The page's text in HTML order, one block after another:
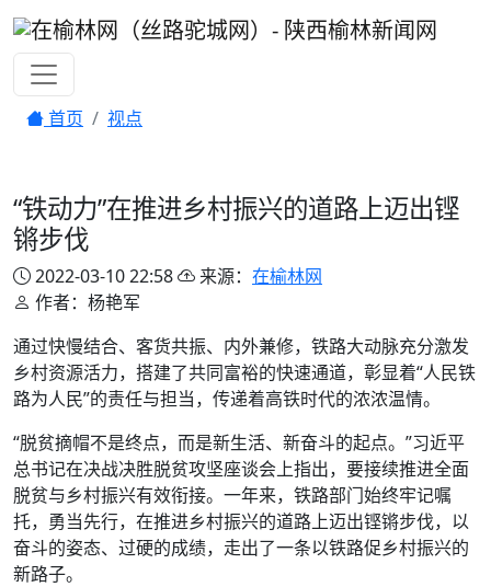
首页 视点
“铁动力”在推进乡村振兴的道路上迈出铿
锵步伐
2022-03-10 22:58 来源： 在榆林网
作者：杨艳军
通过快慢结合、客货共振、内外兼修，铁路大动脉充分激发
乡村资源活力，搭建了共同富裕的快速通道，彰显着“人民铁
路为人民”的责任与担当，传递着高铁时代的浓浓温情。
“脱贫摘帽不是终点，而是新生活、新奋斗的起点。”习近平
总书记在决战决胜脱贫攻坚座谈会上指出，要接续推进全面
脱贫与乡村振兴有效衔接。一年来，铁路部门始终牢记嘱
托，勇当先行，在推进乡村振兴的道路上迈出铿锵步伐，以
奋斗的姿态、过硬的成绩，走出了一条以铁路促乡村振兴的
新路子。